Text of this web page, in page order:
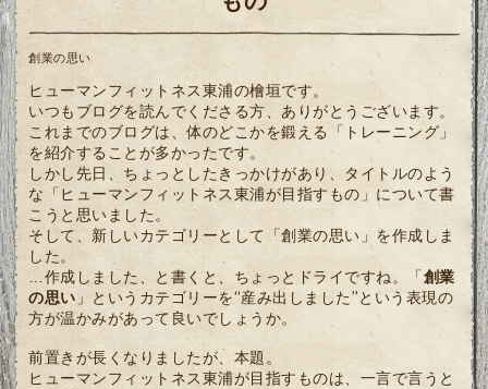
創業の思い
ヒューマンフィットネス東浦の檜垣です。
いつもブログを読んでくださる方、ありがとうございます。
これまでのブログは、体のどこかを鍛える「トレーニング」
を紹介することが多かったです。
しかし先日、ちょっとしたきっかけがあり、タイトルのよう
な「ヒューマンフィットネス東浦が目指すもの」について書
こうと思いました。
そして、新しいカテゴリーとして「創業の思い」を作成しま
した。
…作成しました、と書くと、ちょっとドライですね。「創業
の思い 」というカテゴリーを“産み出しました”という表現の
方が温かみがあって良いでしょうか。
前置きが長くなりましたが、本題。
ヒューマンフィットネス東浦が目指すものは、一言で言うと